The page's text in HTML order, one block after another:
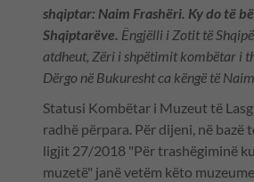
shqiptar: Naim Frashëri. Ky do të
Shqiptarëve. Ëngjëlli i Zotit të
atdheut, Zëri i shpëtimit kombëtar i
Dërgo në Bukuresht ca këngë të
Statusi Kombëtar i Muzeut të
radhë përpara. Për dijeni, në bazë
ligjit 27/2018 "Për trashëgiminë
muzetë" janë vetëm këto